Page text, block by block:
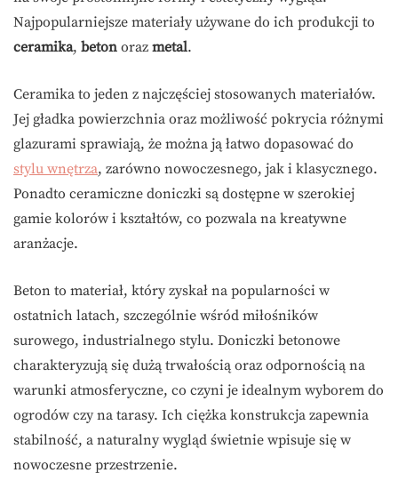
Najpopularniejsze materiały używane do ich produkcji to
ceramika, beton oraz metal.
Ceramika to jeden z najczęściej stosowanych materiałów.
Jej gładka powierzchnia oraz możliwość pokrycia różnymi
glazurami sprawiają, że można ją łatwo dopasować do
stylu wnętrza, zarówno nowoczesnego, jak i klasycznego.
Ponadto ceramiczne doniczki są dostępne w szerokiej
gamie kolorów i kształtów, co pozwala na kreatywne
aranżacje.
Beton to materiał, który zyskał na popularności w
ostatnich latach, szczególnie wśród miłośników
surowego, industrialnego stylu. Doniczki betonowe
charakteryzują się dużą trwałością oraz odpornością na
warunki atmosferyczne, co czyni je idealnym wyborem do
ogrodów czy na tarasy. Ich ciężka konstrukcja zapewnia
stabilność, a naturalny wygląd świetnie wpisuje się w
nowoczesne przestrzenie.